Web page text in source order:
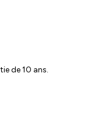
de 10 ans.